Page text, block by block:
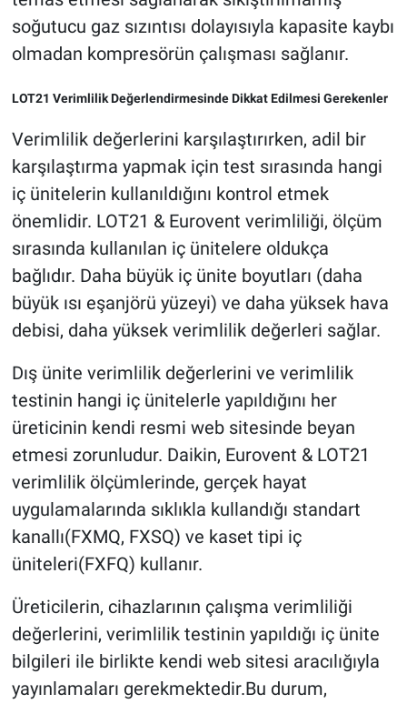
soğutucu gaz sızıntısı dolayısıyla kapasite kaybı
olmadan kompresörün çalışması sağlanır.
LOT21 Verimlilik Değerlendirmesinde Dikkat Edilmesi Gerekenler
Verimlilik değerlerini karşılaştırırken, adil bir
karşılaştırma yapmak için test sırasında hangi
iç ünitelerin kullanıldığını kontrol etmek
önemlidir. LOT21 & Eurovent verimliliği, ölçüm
sırasında kullanılan iç ünitelere oldukça
bağlıdır. Daha büyük iç ünite boyutları (daha
büyük ısı eşanjörü yüzeyi) ve daha yüksek hava
debisi, daha yüksek verimlilik değerleri sağlar.
Dış ünite verimlilik değerlerini ve verimlilik
testinin hangi iç ünitelerle yapıldığını her
üreticinin kendi resmi web sitesinde beyan
etmesi zorunludur. Daikin, Eurovent & LOT21
verimlilik ölçümlerinde, gerçek hayat
uygulamalarında sıklıkla kullandığı standart
kanallı(FXMQ, FXSQ) ve kaset tipi iç
üniteleri(FXFQ) kullanır.
Üreticilerin, cihazlarının çalışma verimliliği
değerlerini, verimlilik testinin yapıldığı iç ünite
bilgileri ile birlikte kendi web sitesi aracılığıyla
yayınlamaları gerekmektedir.Bu durum,